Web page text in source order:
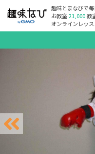
趣味とまなびで
お教室21,000教
オンラインレッ